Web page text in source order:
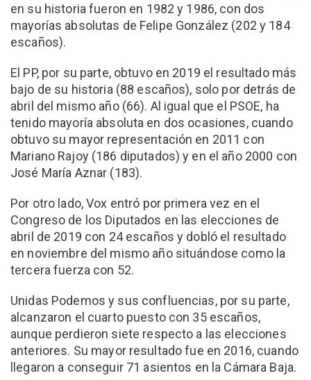
en su historia fueron en 1982 y 1986, con dos
mayorías absolutas de Felipe González (202 y 184
escaños).
El PP, por su parte, obtuvo en 2019 el resultado más
bajo de su historia (88 escaños), solo por detrás de
abril del mismo año (66). Al igual que el PSOE, ha
tenido mayoría absoluta en dos ocasiones, cuando
obtuvo su mayor representación en 2011 con
Mariano Rajoy (186 diputados) y en el año 2000 con
José María Aznar (183).
Por otro lado, Vox entró por primera vez en el
Congreso de los Diputados en las elecciones de
abril de 2019 con 24 escaños y dobló el resultado
en noviembre del mismo año situándose como la
tercera fuerza con 52.
Unidas Podemos y sus confluencias, por su parte,
alcanzaron el cuarto puesto con 35 escaños,
aunque perdieron siete respecto a las elecciones
anteriores. Su mayor resultado fue en 2016, cuando
llegaron a conseguir 71 asientos en la Cámara Baja.